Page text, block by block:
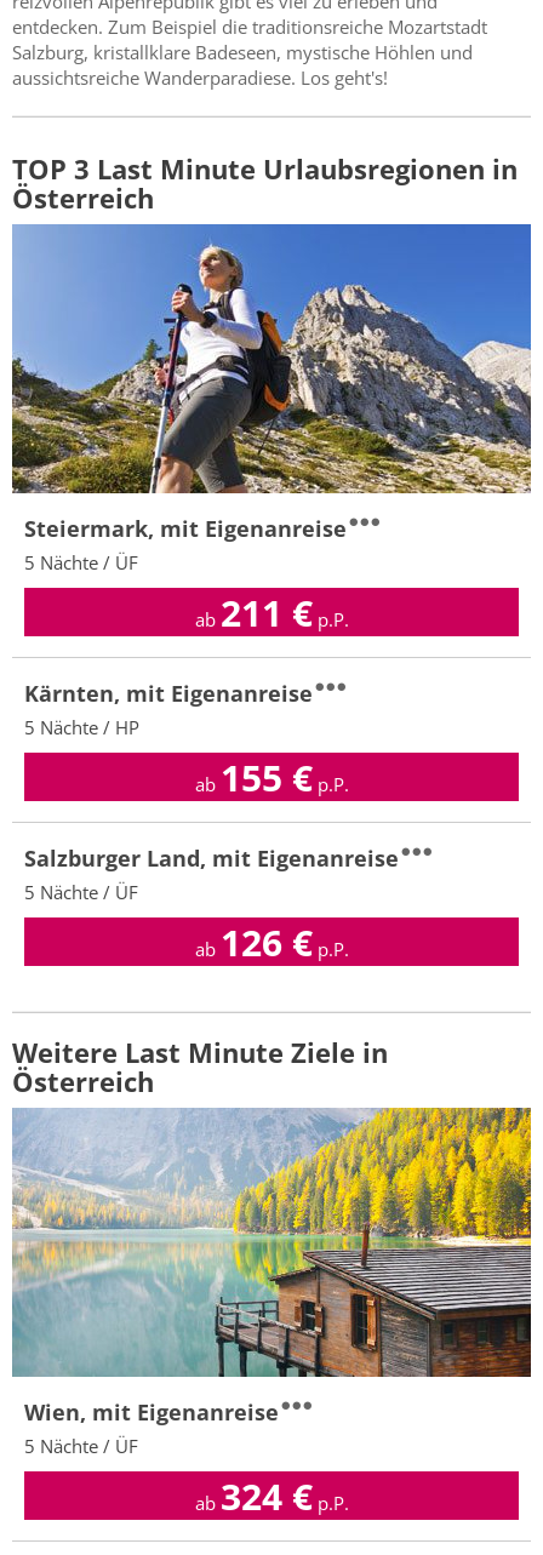
entdecken. Zum Beispiel die traditionsreiche Mozartstadt
Salzburg, kristallklare Badeseen, mystische Höhlen und
aussichtsreiche Wanderparadiese. Los geht's!
TOP 3 Last Minute Urlaubsregionen in
Österreich
Steiermark, mit Eigenanreise
5 Nächte / ÜF
ab 211 € p.P.
Kärnten, mit Eigenanreise
5 Nächte / HP
ab 155 € p.P.
Salzburger Land, mit Eigenanreise
5 Nächte / ÜF
ab 126€ p.P.
Weitere Last Minute Ziele in
Österreich
Wien, mit Eigenanreise
5 Nächte / ÜF
ab 324€ p.P.